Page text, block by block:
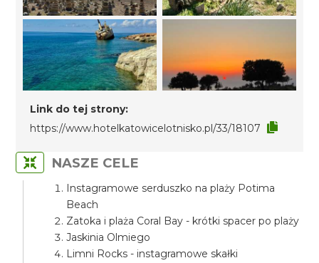
Link do tej strony:
https://www.hotelkatowicelotnisko.pl/33/18107
NASZE CELE
Instagramowe serduszko na plaży Potima
Beach
Zatoka i plaża Coral Bay - krótki spacer po plaży
Jaskinia Olmiego
Limni Rocks - instagramowe skałki